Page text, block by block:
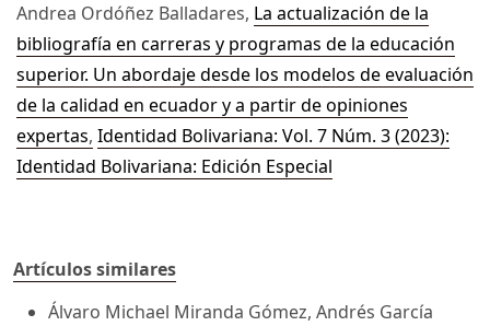
Andrea Ordóñez Balladares, La actualización de la
bibliografía en carreras y programas de la educación
superior. Un abordaje desde los modelos de evaluación
de la calidad en ecuador y a partir de opiniones
expertas, Identidad Bolivariana: Vol. 7 Núm. 3 (2023):
Identidad Bolivariana: Edición Especial
Artículos similares
Álvaro Michael Miranda Gómez, Andrés García